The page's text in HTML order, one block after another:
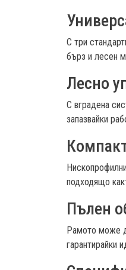
С три
бърз и лесен
Лесно
С вградена
запазвайки
подходящо
Пълен
Рамото може
гарантирайки